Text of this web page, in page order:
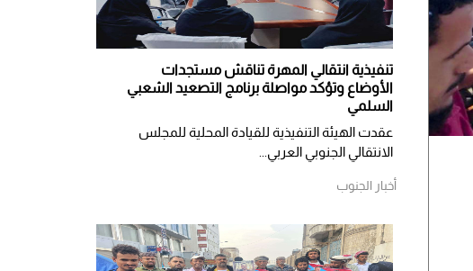
تنفيذية انتقالي المهرة تناقش مستجدات
الأوضاع وتؤكد مواصلة برنامج التصعيد الشعبي
السلمي
عقدت الهيئة التنفيذية للقيادة المحلية للمجلس
الانتقالي الجنوبي العربي...
أخبار الجنوب